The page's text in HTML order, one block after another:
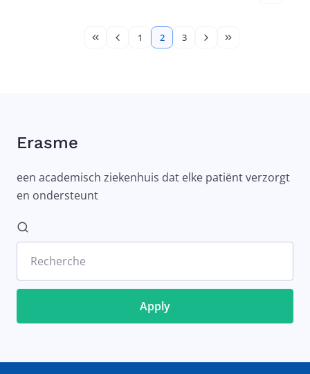
First pagePrevious page
Page
1
Current page
2
Page
3
Next pageLast page
Erasme
een academisch ziekenhuis dat elke patiënt verzorgt
en ondersteunt
Recherche